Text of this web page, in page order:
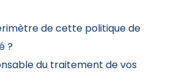
de cette politique de
?
du traitement de vos